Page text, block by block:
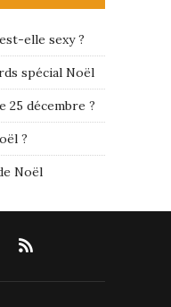
elle sexy ?
spécial Noël
25 décembre ?
?
Noël